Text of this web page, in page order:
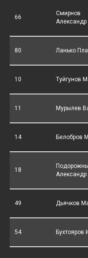
66
Смирнов
Александр
80 Ланько
10 Туйгунов
11 Мурылев
14 Белобров
18
Александр
49 Дьячков
54 Бухтояров